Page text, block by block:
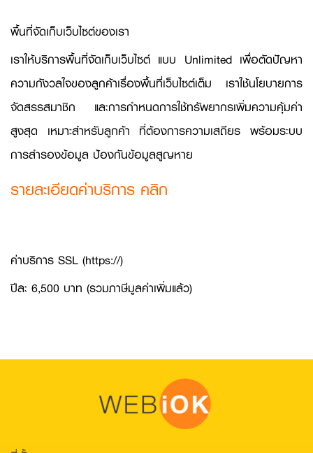
พื้นที่จัดเก็บเว็บไซต์ของเรา
เราให้บริการพื้นที่จัดเก็บเว็บไซต์ แบบ Unlimited เพื่อตัดปัญหา
ความกังวลใจของลูกค้าเรื่องพื้นที่เว็บไซต์เต็ม เราใช้นโยบายการ
จัดสรรสมาชิก และการกำหนดการใช้ทรัพยากรเพิ่มความคุ้มค่า
สูงสุด เหมาะสำหรับลูกค้า ที่ต้องการความเสถียร พร้อมระบบ
การสำรองข้อมูล ป้องกันข้อมูลสูญหาย
รายละเอียดค่าบริการ คลิก
ค่าบริการ SSL (https://)
ปีละ 6,500 บาท (รวมภาษีมูลค่าเพิ่มแล้ว)